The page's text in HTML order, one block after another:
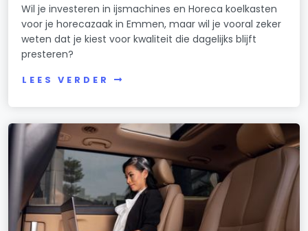
Wil je investeren in ijsmachines en Horeca koelkasten
voor je horecazaak in Emmen, maar wil je vooral zeker
weten dat je kiest voor kwaliteit die dagelijks blijft
presteren?
LEES VERDER